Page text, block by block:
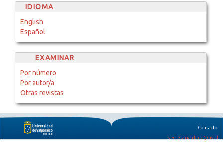
IDIOMA
English
Español
EXAMINAR
Por número
Por autor/a
Otras revistas
Contacto:
secretaria.rbmo@uv.cl